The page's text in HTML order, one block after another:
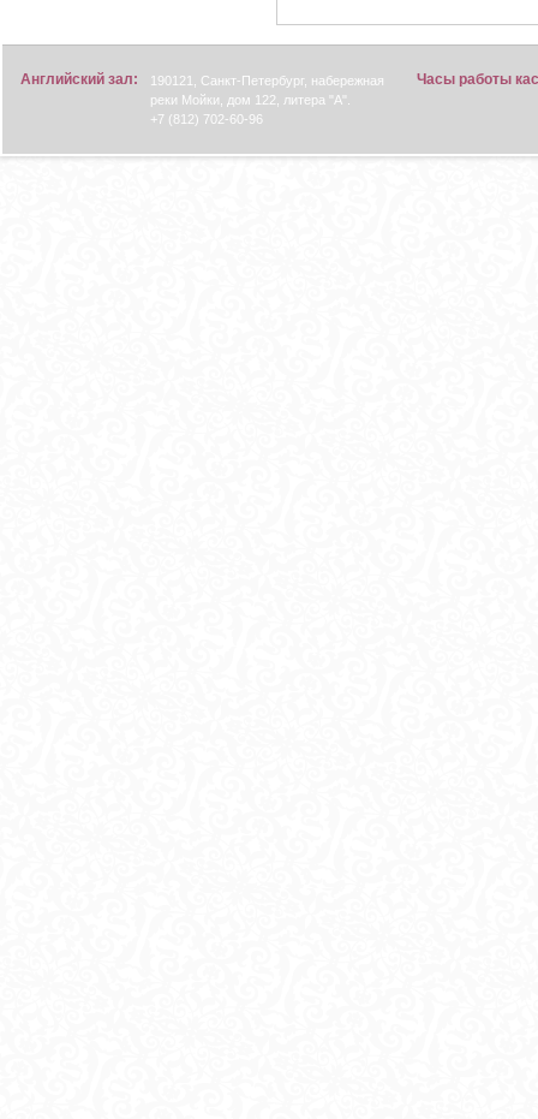
Английский зал:
190121, Санкт-Петербург, набережная
реки Мойки, дом 122, литера "А".
+7 (812) 702-60-96
Часы работы